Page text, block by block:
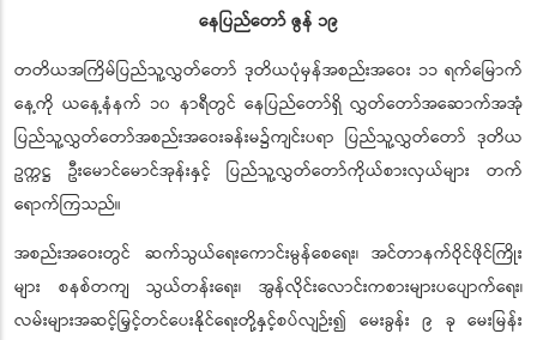
နေပြည်တော် ဇွန် ၁၉
တတိယအကြိမ်ပြည်သူ့လွှတ်တော် ဒုတိယပုံမှန်အစည်းအဝေး ၁၁ ရက်မြောက်
နေ့ကို ယနေ့နံနက် ၁၀ နာရီတွင် နေပြည်တော်ရှိ လွှတ်တော်အဆောက်အအုံ
ပြည်သူ့လွှတ်တော်အစည်းအဝေးခန်းမ၌ကျင်းပရာ ပြည်သူ့လွှတ်တော် ဒုတိယ
ဥက္ကဋ္ဌ ဦးမောင်မောင်အုန်းနှင့် ပြည်သူ့လွှတ်တော်ကိုယ်စားလှယ်များ တက်
ရောက်ကြသည်။
အစည်းအဝေးတွင် ဆက်သွယ်ရေးကောင်းမွန်စေရေး၊ အင်တာနက်ဝိုင်ဖိုင်ကြိုး
များ စနစ်တကျ သွယ်တန်းရေး၊ အွန်လိုင်းလောင်းကစားများပပျောက်ရေး၊
လမ်းများအဆင့်မြှင့်တင်ပေးနိုင်ရေးတို့နှင့်စပ်လျဉ်း၍ မေးခွန်း ၉ ခု မေးမြန်း